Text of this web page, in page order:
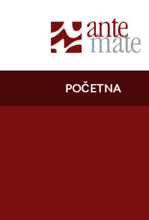
POČETNA